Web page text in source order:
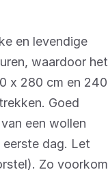
en levendige
waardoor het
x 280 cm en 240
Goed
een wollen
dag. Let
Zo voorkom